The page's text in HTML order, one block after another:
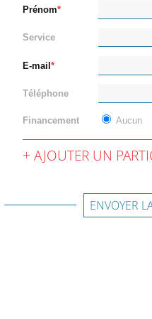
Prénom
Service
E-mail
Téléphone
Financement Aucun
AJOUTER UN
ENVOYER